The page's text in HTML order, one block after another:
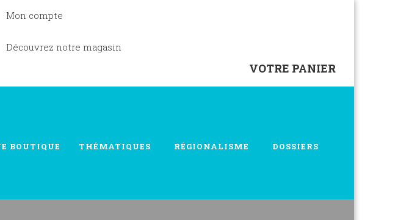
Mon compte
Découvrez notre magasin
VOTRE PANIER
BOUTIQUE THÉMATIQUES RÉGIONALISME DOSSIERS